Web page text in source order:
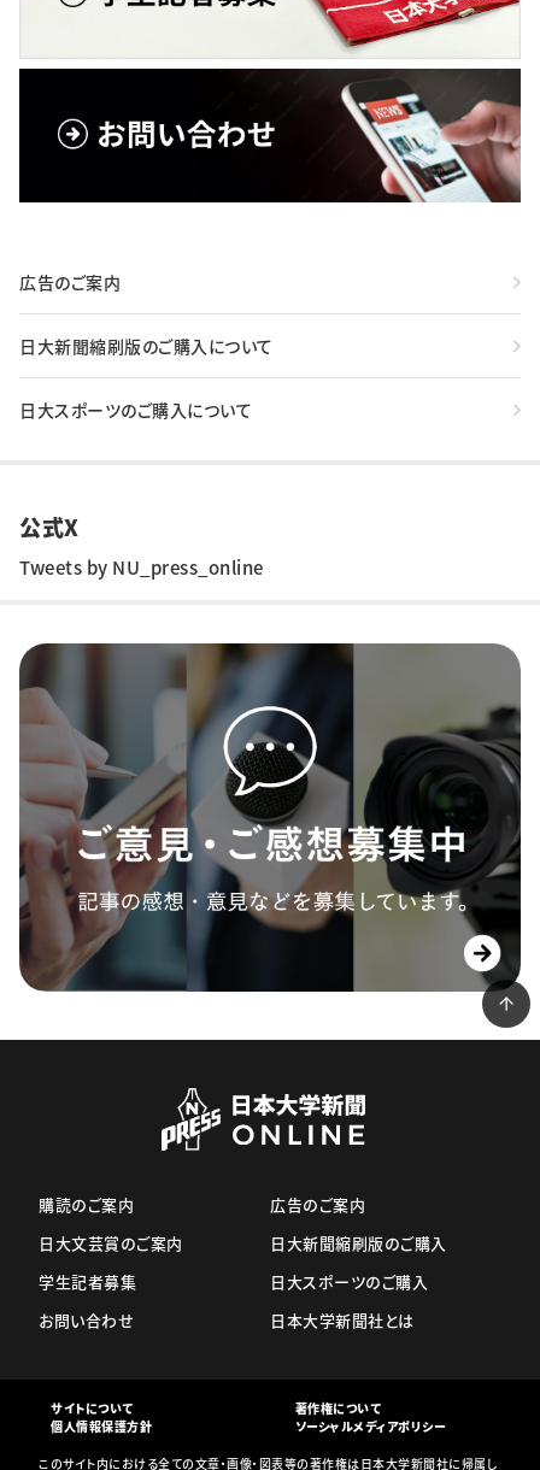
広告のご案内
日大新聞縮刷版のご購入について
日大スポーツのご購入について
公式X
Tweets by NU_press_online
購読のご案内
日大文芸賞のご案内
学生記者募集
お問い合わせ
広告のご案内
日大新聞縮刷版のご購入
日大スポーツのご購入
日本大学新聞社とは
サイトについて
著作権について
個人情報保護方針
ソーシャルメディアポリシー
このサイト内における全ての文章・画像・図表等の著作権は日本大学新聞社に帰属し